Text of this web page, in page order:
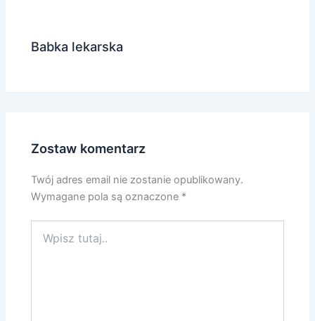
Babka lekarska
Zostaw komentarz
Twój adres email nie zostanie opublikowany.
Wymagane pola są oznaczone *
tutaj..